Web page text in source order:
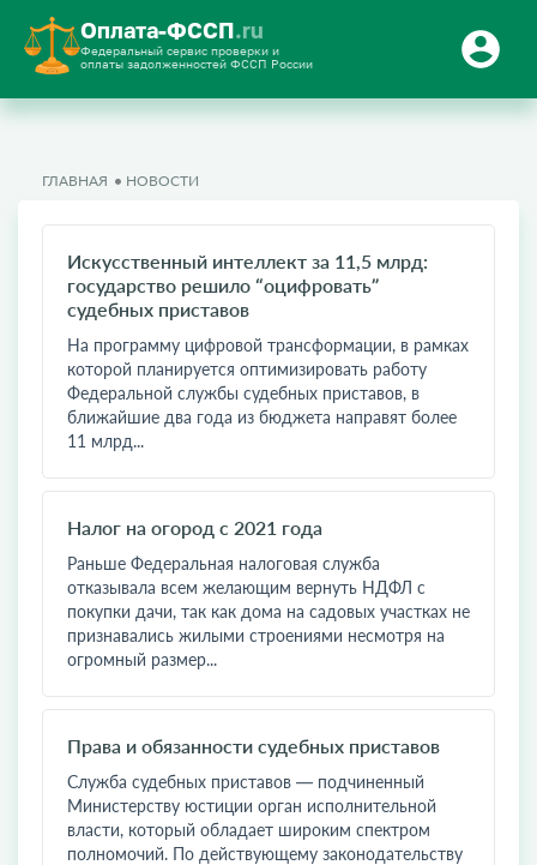
Оплата-ФССП.ru
Федеральный сервис проверки и
оплаты задолженностей ФССП России
ГЛАВНАЯ НОВОСТИ
Искусственный интеллект за 11,5 млрд:
государство решило “оцифровать”
судебных приставов
На программу цифровой трансформации, в рамках
которой планируется оптимизировать работу
Федеральной службы судебных приставов, в
ближайшие два года из бюджета направят более
11 млрд...
Налог на огород с 2021 года
Раньше Федеральная налоговая служба
отказывала всем желающим вернуть НДФЛ с
покупки дачи, так как дома на садовых участках не
признавались жилыми строениями несмотря на
огромный размер...
Права и обязанности судебных приставов
Служба судебных приставов — подчиненный
Министерству юстиции орган исполнительной
власти, который обладает широким спектром
полномочий. По действующему законодательству